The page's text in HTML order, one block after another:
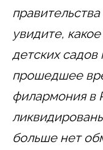
увидите,
детских садов
прошедшее
филармония в
больше нет